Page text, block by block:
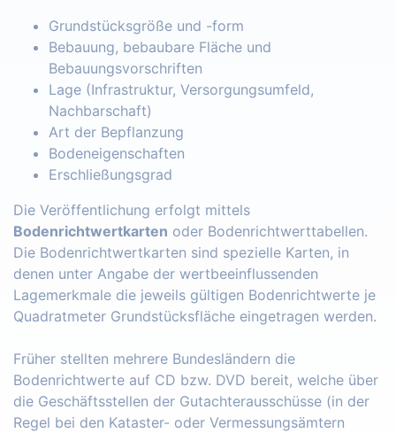
Grundstücksgröße und -form
Bebauung, bebaubare Fläche und
Bebauungsvorschriften
Lage (Infrastruktur, Versorgungsumfeld,
Nachbarschaft)
Art der Bepflanzung
Bodeneigenschaften
Erschließungsgrad
Die Veröffentlichung erfolgt mittels
Bodenrichtwertkarten oder Bodenrichtwerttabellen.
Die Bodenrichtwertkarten sind spezielle Karten, in
denen unter Angabe der wertbeeinflussenden
Lagemerkmale die jeweils gültigen Bodenrichtwerte je
Quadratmeter Grundstücksfläche eingetragen werden.
Früher stellten mehrere Bundesländern die
Bodenrichtwerte auf CD bzw. DVD bereit, welche über
die Geschäftsstellen der Gutachterausschüsse (in der
Regel bei den Kataster- oder Vermessungsämtern